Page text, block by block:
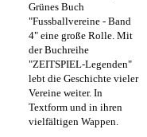
Grünes Buch
"Fussballvereine - Band
4" eine große Rolle. Mit
der Buchreihe
"ZEITSPIEL-Legenden"
lebt die Geschichte vieler
Vereine weiter. In
Textform und in ihren
vielfältigen Wappen.